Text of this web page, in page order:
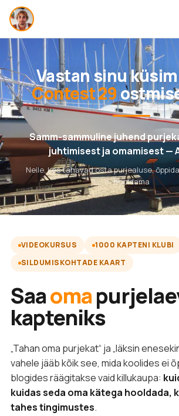
Vastan sinu
Contest 29
Samm-sammuline juhend
juhtimisest ja omamisest —
Neile, kes tahavad osta purjealuse,
hooldama
VIDEOKURSUS
1000 KAPTENI KLUBI
SILDUMISKOHTADE KAART
Saaoma
kapteniks
„Tahan oma purjekat“ ja „läksin
vahele jääb kõik see, mida koolides ei
blogides räägitakse vaid killukaupa:
kuidas seda oma kätega hooldada,
tahes tingimustes.